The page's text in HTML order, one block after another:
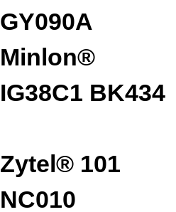
GY090A
Minlon®
IG38C1 BK434
Zytel® 101
NC010